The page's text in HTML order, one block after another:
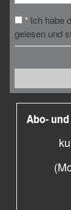
* Ich habe
gelesen und
Abo-